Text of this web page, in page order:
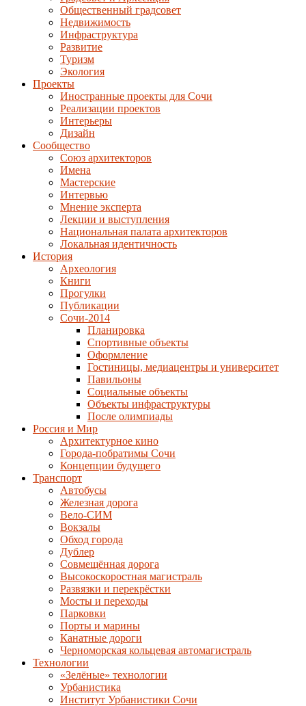
Общественный градсовет
Недвижимость
Инфраструктура
Развитие
Туризм
Экология
Проекты
Иностранные проекты для Сочи
Реализации проектов
Интерьеры
Дизайн
Сообщество
Союз архитекторов
Имена
Мастерские
Интервью
Мнение эксперта
Лекции и выступления
Национальная палата архитекторов
Локальная идентичность
История
Археология
Книги
Прогулки
Публикации
Сочи-2014
Планировка
Спортивные объекты
Оформление
Гостиницы, медиацентры и университет
Павильоны
Социальные объекты
Объекты инфраструктуры
После олимпиады
Россия и Мир
Архитектурное кино
Города-побратимы Сочи
Концепции будущего
Транспорт
Автобусы
Железная дорога
Вело-СИМ
Вокзалы
Обход города
Дублер
Совмещённая дорога
Высокоскоростная магистраль
Развязки и перекрёстки
Мосты и переходы
Парковки
Порты и марины
Канатные дороги
Черноморская кольцевая автомагистраль
Технологии
«Зелёные» технологии
Урбанистика
Институт Урбанистики Сочи